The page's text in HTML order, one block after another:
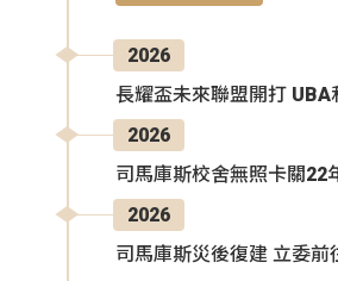
2026
長耀盃未來聯盟開打 UBA
2026
司馬庫斯校舍無照卡關22
2026
司馬庫斯災後復建 立委前